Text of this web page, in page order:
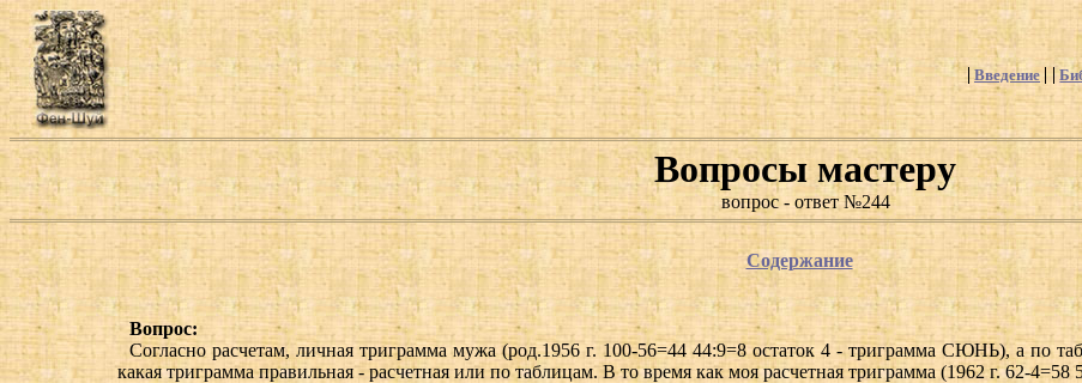
Введение
Вопросы мастеру
вопрос - ответ №244
Содержание
Вопрос:
Согласно расчетам, личная триграмма мужа (род.1956 г. 100-56=44 44:9=8 остаток 4 - триграмма СЮНЬ), а по
какая триграмма правильная - расчетная или по таблицам. В то время как моя расчетная триграмма (1962 г. 62-